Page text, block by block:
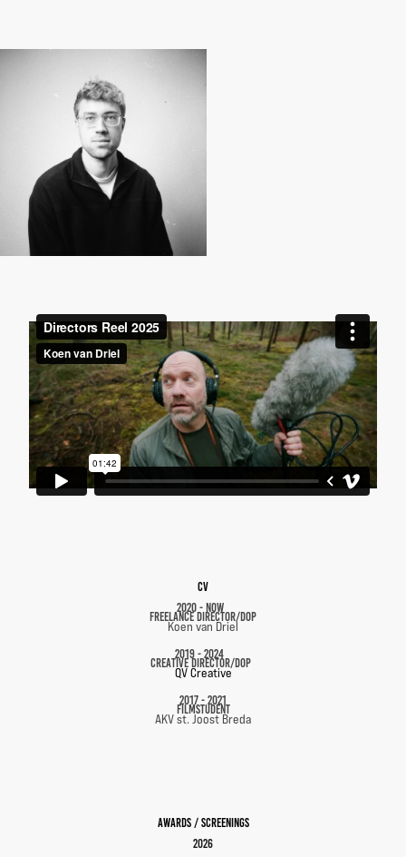
CV
2020 - Now
Freelance Director/DOP
Koen van Driel
2019 - 2024
Creative Director/DOP
QV Creative
2017 - 2021
FILMSTUDENT
AKV st. Joost Breda
Awards / screenings
2026